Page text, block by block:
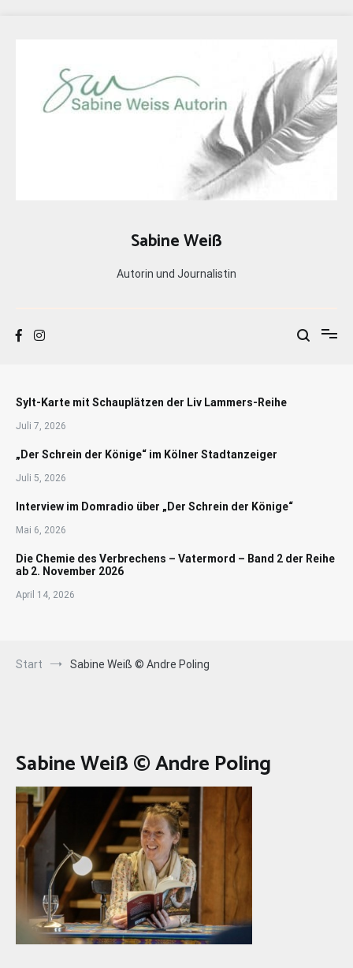
Sabine Weiß
Autorin und Journalistin
Sylt-Karte mit Schauplätzen der Liv Lammers-Reihe
Juli 7, 2026
„Der Schrein der Könige“ im Kölner Stadtanzeiger
Juli 5, 2026
Interview im Domradio über „Der Schrein der Könige“
Mai 6, 2026
Die Chemie des Verbrechens – Vatermord – Band 2 der Reihe
ab 2. November 2026
April 14, 2026
Start Sabine Weiß © Andre Poling
Sabine Weiß © Andre Poling